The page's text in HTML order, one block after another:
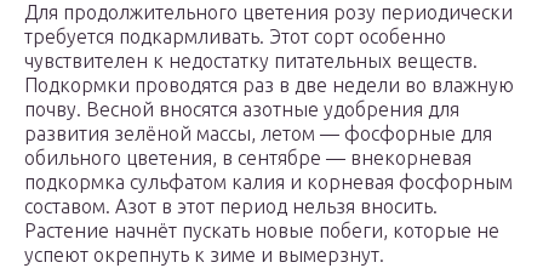
Для продолжительного цветения розу периодически
требуется подкармливать. Этот сорт особенно
чувствителен к недостатку питательных веществ.
Подкормки проводятся раз в две недели во влажную
почву. Весной вносятся азотные удобрения для
развития зелёной массы, летом — фосфорные для
обильного цветения, в сентябре — внекорневая
подкормка сульфатом калия и корневая фосфорным
составом. Азот в этот период нельзя вносить.
Растение начнёт пускать новые побеги, которые не
успеют окрепнуть к зиме и вымерзнут.